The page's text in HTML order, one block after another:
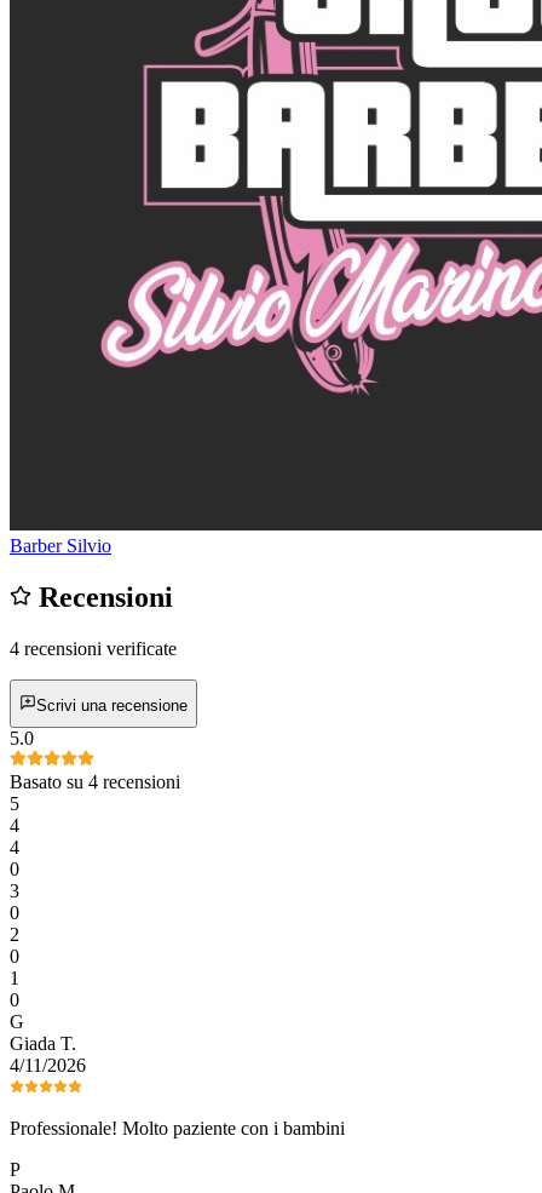
Barber Silvio
Recensioni
4 recensioni verificate
Scrivi una recensione
5.0
Basato su 4 recensioni
5
4
4
0
3
0
2
0
1
0
G
Giada T.
4/11/2026
Professionale! Molto paziente con i bambini
P